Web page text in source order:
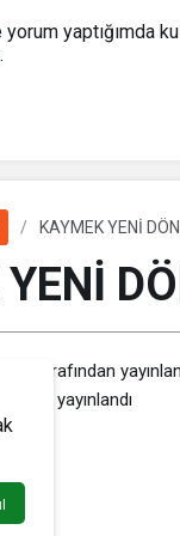
yaptığımda
KAYMEK YENİ
tarafından
yayınlandı